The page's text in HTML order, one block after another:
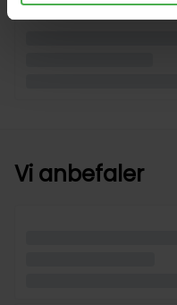
Vi anbefaler